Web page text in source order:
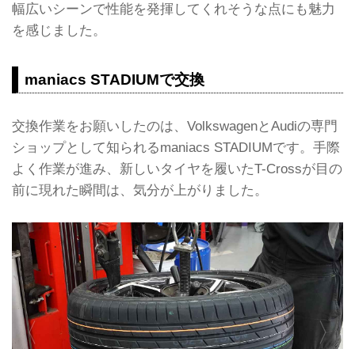
幅広いシーンで性能を発揮してくれそうな点にも魅力
を感じました。
maniacs STADIUMで交換
交換作業をお願いしたのは、VolkswagenとAudiの専門
ショップとして知られるmaniacs STADIUMです。手際
よく作業が進み、新しいタイヤを履いたT-Crossが目の
前に現れた瞬間は、気分が上がりました。